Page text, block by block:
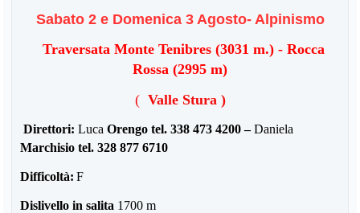
Sabato 2 e Domenica 3 Agosto- Alpinismo
Traversata Monte Tenibres (3031 m.) - Rocca
Rossa (2995 m)
( Valle Stura )
Direttori:LucaOrengotel. 338 473 4200–Daniela
Marchisiotel. 328 877 6710
Difficoltà: F
Dislivello in salita 1700 m